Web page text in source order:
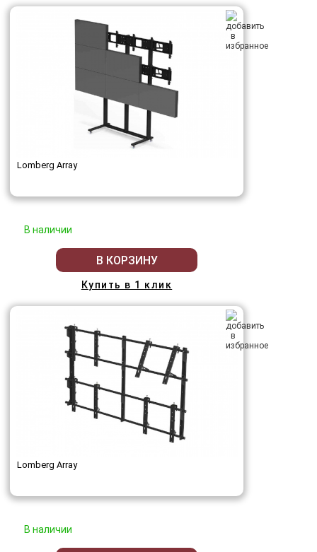
Lomberg Array
В наличии
В КОРЗИНУ
Купить в 1 клик
Lomberg Array
В наличии